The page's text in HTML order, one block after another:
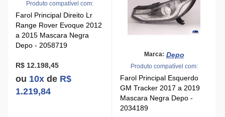
Range Rover Evoque 2012
a 2015 Mascara Negra
Depo - 2058719
R$ 12.198,45
1.219,84
Marca: Depo
Farol Principal Esquerdo
GM Tracker 2017 a 2019
Mascara Negra Depo -
2034189
R$ 2.961,17